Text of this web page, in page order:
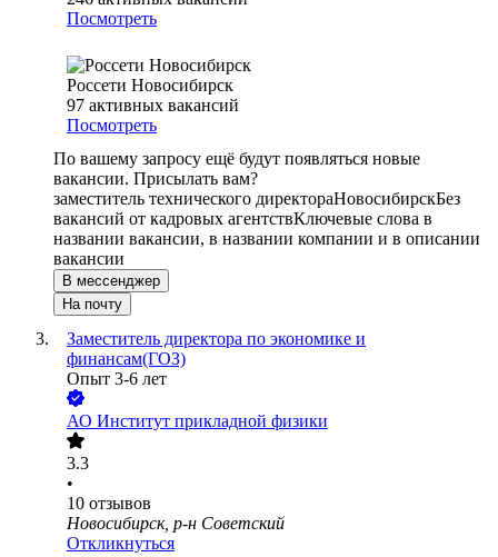
Посмотреть
Россети Новосибирск
97 активных вакансий
Посмотреть
По вашему запросу ещё будут появляться новые
вакансии. Присылать вам?
заместитель технического директораНовосибирскБез
вакансий от кадровых агентствКлючевые слова в
названии вакансии, в названии компании и в описании
вакансии
В мессенджер
На почту
Заместитель директора по экономике и
финансам(ГОЗ)
Опыт 3-6 лет
АО Институт прикладной физики
3.3
•
10 отзывов
Новосибирск, р-н Советский
Откликнуться